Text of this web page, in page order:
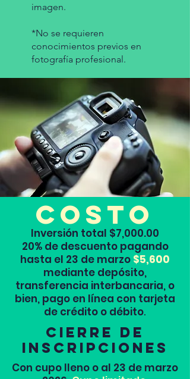
imagen.
*No se requieren
conocimientos previos en
fotografía profesional.
Costo
Inversión total $7,000.00
20% de descuento pagando
hasta el 23 de marzo $5,600
mediante depósito,
transferencia interbancaria, o
bien, pago en línea con tarjeta
de crédito o débito.
cierre de
inscripciones
Con cupo lleno o al 23 de marzo